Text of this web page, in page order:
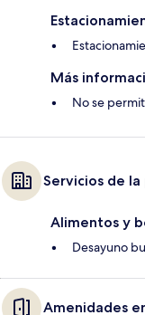
Más
No se
Servicios de
Alimentos y
Desayuno
Amenidades